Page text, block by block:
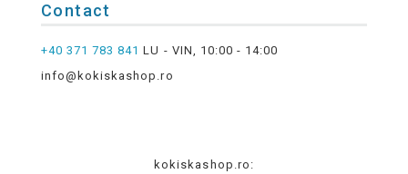
Contact
+40 371 783 841 LU - VIN, 10:00 - 14:00
info@kokiskashop.ro
kokiskashop.ro: